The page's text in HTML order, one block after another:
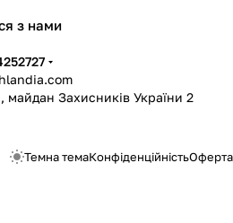
замовлення онлайн —з
з нами
майдан Захисників України 2
Темна темаКонфіденційністьОферта